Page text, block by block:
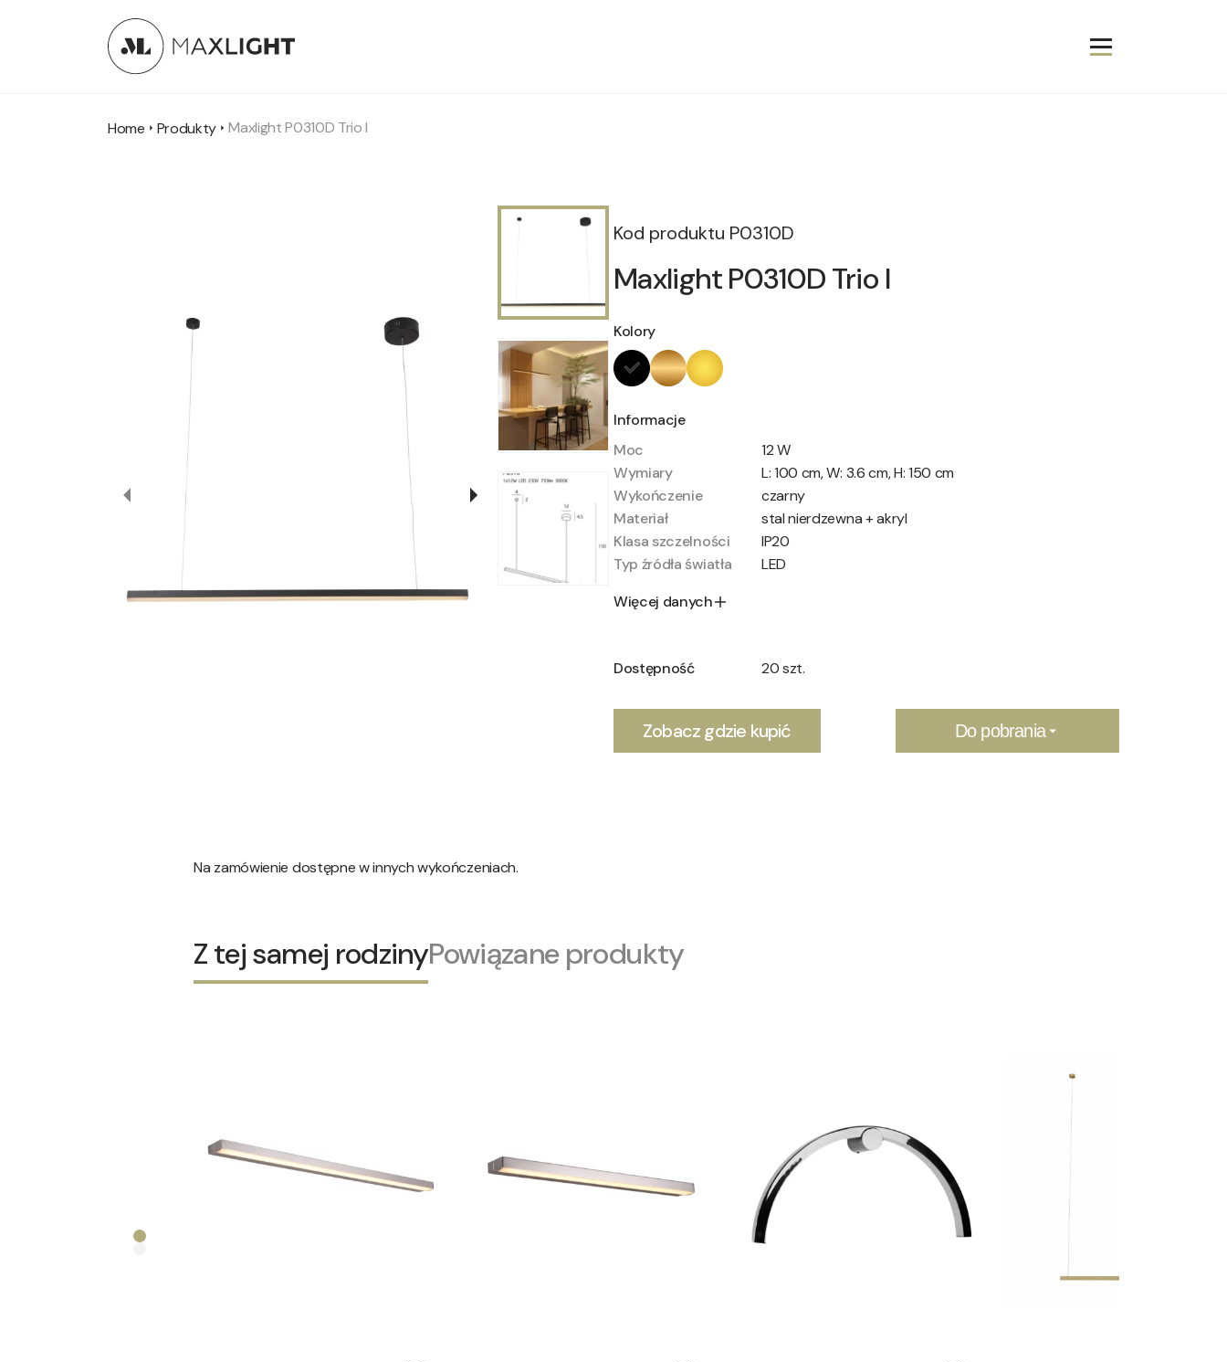
Home Produkty Maxlight P0310D Trio I
Kod produktu P0310D
Maxlight P0310D Trio I
Kolory
Informacje
Moc
12 W
Wymiary
L: 100 cm, W: 3.6 cm, H: 150 cm
Wykończenie
czarny
Materiał
stal nierdzewna + akryl
Klasa szczelności
IP20
Typ źródła światła
LED
Więcej danych
Dostępność 20 szt.
Zobacz gdzie kupić Do pobrania
Na zamówienie dostępne w innych wykończeniach.
Z tej samej rodzinyPowiązane produkty